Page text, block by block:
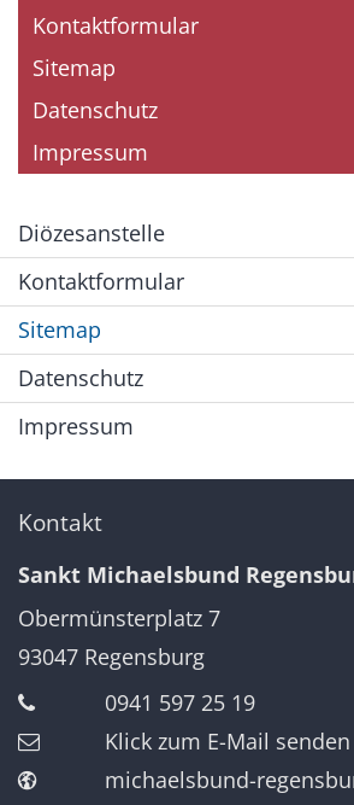
Kontaktformular
Sitemap
Datenschutz
Impressum
Diözesanstelle
Kontaktformular
Sitemap
Datenschutz
Impressum
Kontakt
Sankt Michaelsbund
Obermünsterplatz 7
93047 Regensburg
0941 597 25 19
Klick zum E-Mail senden
michaelsbund-